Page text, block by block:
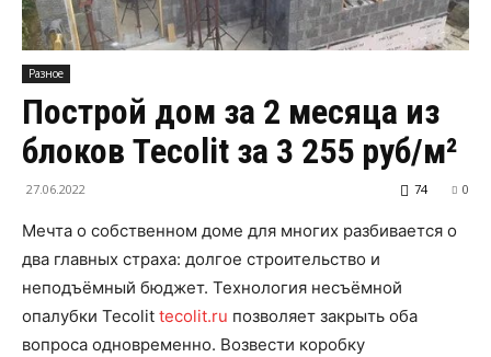
Разное
Построй дом за 2 месяца из
блоков Tecolit за 3 255 руб/м²
27.06.2022 0
74
Мечта о собственном доме для многих разбивается о
два главных страха: долгое строительство и
неподъёмный бюджет. Технология несъёмной
опалубки Tecolit tecolit.ru позволяет закрыть оба
вопроса одновременно. Возвести коробку